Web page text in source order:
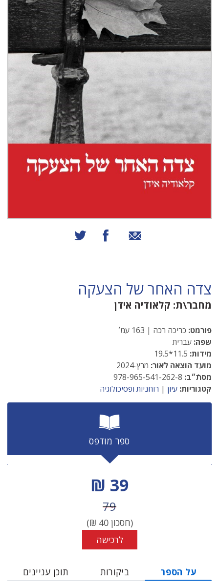
שיתוף באמצעות אימייל
שיתוף בפייסבוק
צדה האחר של הצעקה
מחבר\ת: קלאודיה אידן
פורמט: כריכה רכה | 163 עמ׳
שפה: עברית
מידות:
מועד הוצאה לאור: מרץ-2024
מסתֿ״ב:
קטגוריות: עיון | רוחניות ופסיכולוגיה
ספר מודפס
מחיר הנחה
39 ₪
מחיר לפני הנחה
79
(חסכון40
₪)
לרכישה
על הספר ביקורות תוכן עניינים